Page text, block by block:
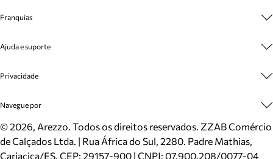
Cashback
Venda Corporativa
Mapa do Site
Inverno
Mundo Arezzo
Franquias
Plano de Negócio
Ajuda e suporte
Cadastro
Meus Pedidos
Trocas e Devoluções
Cartão Presente
Localizador de lojas
Privacidade
Politica e Privacidade
Navegue por
Sapatos
Bolsas
Scarpins
©2026, Arezzo. Todos os direitos reservados. ZZAB Comércio
de Calçados Ltda. | Rua África do Sul, 2280. Padre Mathias,
Cariacica/ES. CEP: 29157-900 | CNPJ: 07.900.208/0077-04